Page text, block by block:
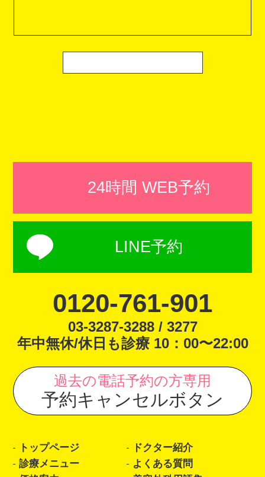
24時間 WEB予約
LINE予約
0120-761-901
03-3287-3288 / 3277
年中無休/休日も診療 10：00〜22:00
過去の電話予約の方専用
予約キャンセルボタン
トップページ
ドクター紹介
診療メニュー
よくある質問